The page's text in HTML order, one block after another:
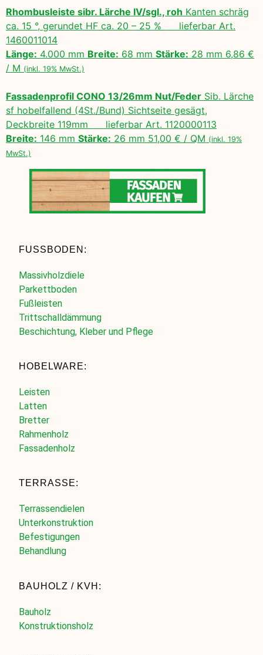
Rhombusleiste sibr. Lärche IV/sgl., roh Kanten schräg
ca. 15 °, gerundet HF ca. 20 – 25 % lieferbar Art.
1460011014
Länge: 4.000 mm Breite: 68 mm Stärke: 28 mm 6,86 €
/ M (inkl. 19% MwSt.)
Fassadenprofil CONO 13/26mm Nut/Feder Sib. Lärche
sf hobelfallend (4St./Bund) Sichtseite gesägt,
Deckbreite 119mm lieferbar Art. 1120000113
Breite: 146 mm Stärke: 26 mm 51,00 € / QM (inkl. 19%
MwSt.)
FUSSBODEN:
Massivholzdiele
Parkettboden
Fußleisten
Trittschalldämmung
Beschichtung, Kleber und Pflege
HOBELWARE:
Leisten
Latten
Bretter
Rahmenholz
Fassadenholz
TERRASSE:
Terrassendielen
Unterkonstruktion
Befestigungen
Behandlung
BAUHOLZ / KVH:
Bauholz
Konstruktionsholz